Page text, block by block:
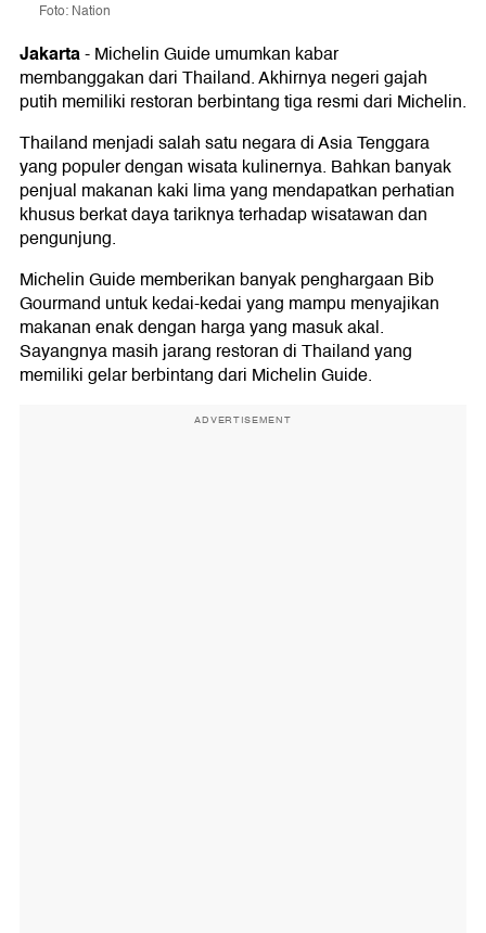
Foto: Nation
Jakarta-Michelin Guide umumkan kabar
membanggakan dari Thailand. Akhirnya negeri gajah
putih memiliki restoran berbintang tiga resmi dari Michelin.
Thailand menjadi salah satu negara di Asia Tenggara
yang populer dengan wisata kulinernya. Bahkan banyak
penjual makanan kaki lima yang mendapatkan perhatian
khusus berkat daya tariknya terhadap wisatawan dan
pengunjung.
Michelin Guide memberikan banyak penghargaan Bib
Gourmand untuk kedai-kedai yang mampu menyajikan
makanan enak dengan harga yang masuk akal.
Sayangnya masih jarang restoran di Thailand yang
memiliki gelar berbintang dari Michelin Guide.
ADVERTISEMENT